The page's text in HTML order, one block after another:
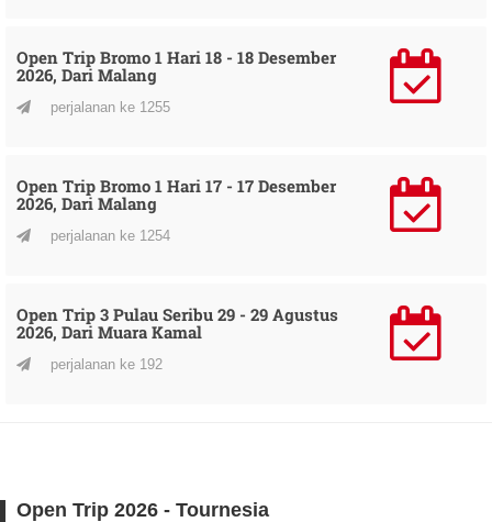
Open Trip Bromo 1 Hari 18 - 18 Desember
2026, Dari Malang
perjalanan ke 1255
Open Trip Bromo 1 Hari 17 - 17 Desember
2026, Dari Malang
perjalanan ke 1254
Open Trip 3 Pulau Seribu 29 - 29 Agustus
2026, Dari Muara Kamal
perjalanan ke 192
Open Trip 2026 - Tournesia